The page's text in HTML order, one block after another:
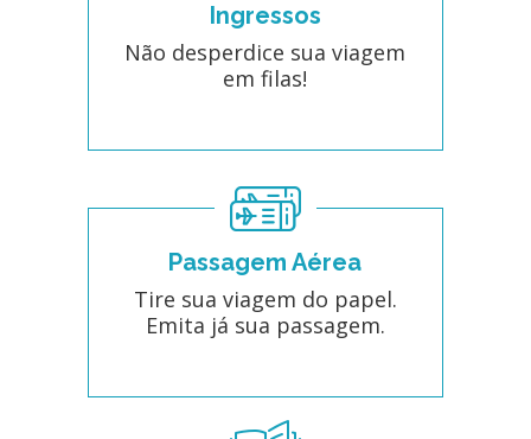
Ingressos
Não desperdice sua viagem
em filas!
Passagem Aérea
Tire sua viagem do papel.
Emita já sua passagem.